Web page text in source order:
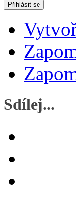
Přihlásit se
Sdílej...